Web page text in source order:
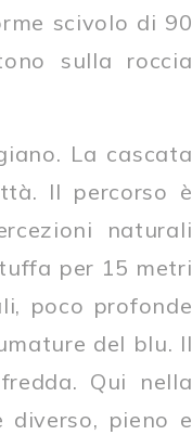
scivolo di 90
sulla roccia
La cascata
Il percorso è
naturali
per 15 metri
poco profonde
del blu. Il
Qui nella
pieno e